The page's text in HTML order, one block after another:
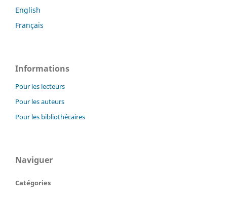
English
Français
Informations
Pour les lecteurs
Pour les auteurs
Pour les bibliothécaires
Naviguer
Catégories